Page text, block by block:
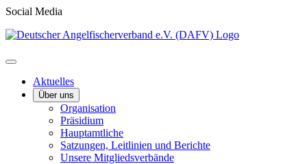
Social Media
Aktuelles
Über uns
Organisation
Präsidium
Hauptamtliche
Satzungen, Leitlinien und Berichte
Unsere Mitgliedsverbände